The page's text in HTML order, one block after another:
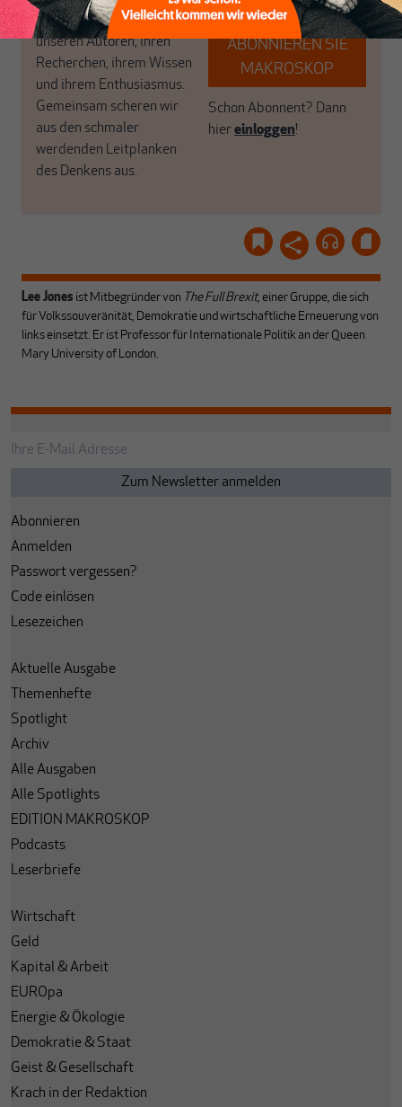
Dabei leben wir von
unseren Autoren, ihren
Recherchen, ihrem Wissen
und ihrem Enthusiasmus.
Gemeinsam scheren wir
aus den schmaler
werdenden Leitplanken
des Denkens aus.
ABONNIEREN SIE
MAKROSKOP
Schon Abonnent? Dann
hiereinloggen!
Lee Jones ist Mitbegründer von The Full Brexit, einer Gruppe, die sich
für Volkssouveränität, Demokratie und wirtschaftliche Erneuerung von
links einsetzt. Er ist Professor für Internationale Politik an der Queen
Mary University of London.
Abonnieren
Anmelden
Passwort vergessen?
Code einlösen
Lesezeichen
Aktuelle Ausgabe
Themenhefte
Spotlight
Archiv
Alle Ausgaben
Alle Spotlights
EDITION MAKROSKOP
Podcasts
Leserbriefe
Wirtschaft
Geld
Kapital & Arbeit
EUROpa
Energie & Ökologie
Demokratie & Staat
Geist & Gesellschaft
Krach in der Redaktion